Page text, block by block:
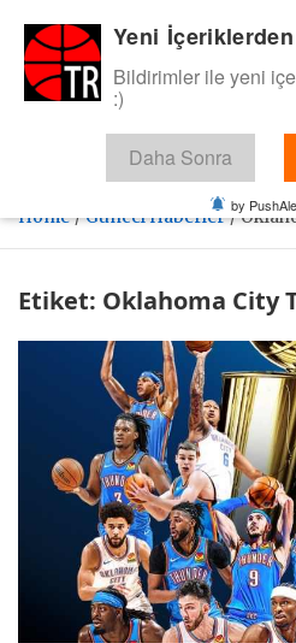
content
Sol dip çizgiden bir basket de
Home Güncel Haberler
Etiket: Oklahoma City
Yeni
Bildirimler ile yeni
:)
Daha Sonra
by